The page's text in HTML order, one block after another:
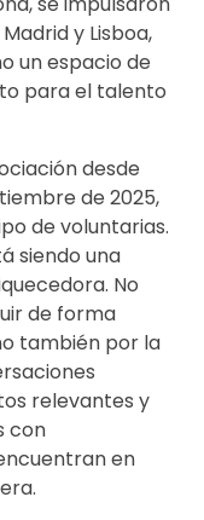
y Lisboa,
un espacio de
para el talento
desde
de 2025,
de voluntarias.
siendo una
No
de forma
también por la
relevantes y
con
en